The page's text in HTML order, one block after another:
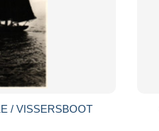
/ VISSERSBOOT